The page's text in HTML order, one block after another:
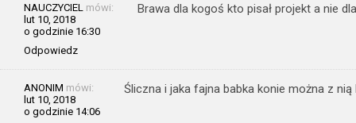
NAUCZYCIEL mówi:
lut 10, 2018
o godzinie 16:30
Odpowiedz
Brawa dla kogoś kto pisał projekt a nie
ANONIM mówi:
lut 10, 2018
o godzinie 14:06
Śliczna i jaka fajna babka konie można z